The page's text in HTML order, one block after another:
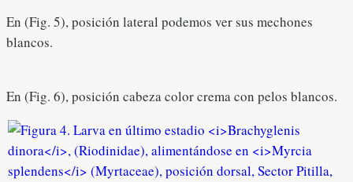
En (Fig. 5), posición lateral podemos ver sus mechones
blancos.
En (Fig. 6), posición cabeza color crema con pelos blancos.